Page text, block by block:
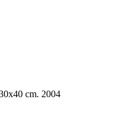
cm. 2004